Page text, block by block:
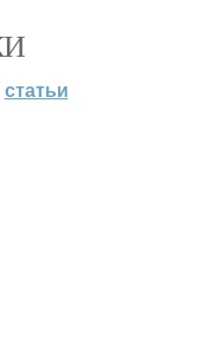
статьи